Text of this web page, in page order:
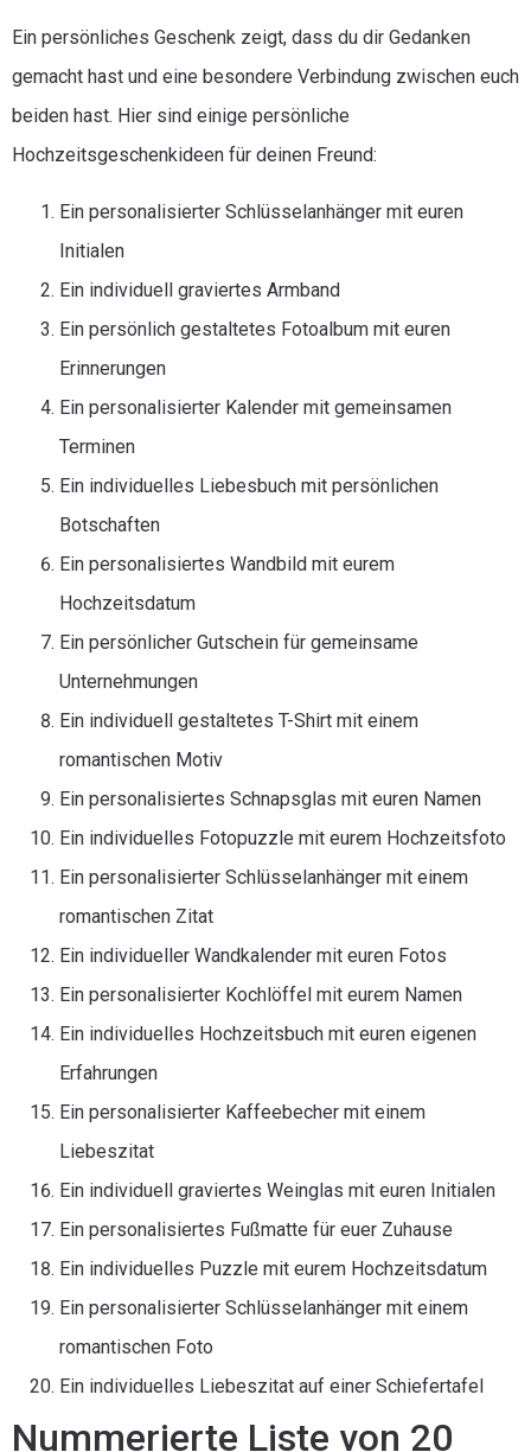
Ein persönliches Geschenk zeigt, dass du dir Gedanken
gemacht hast und eine besondere Verbindung zwischen euch
beiden hast. Hier sind einige persönliche
Hochzeitsgeschenkideen für deinen Freund:
Ein personalisierter Schlüsselanhänger mit euren
Initialen
Ein individuell graviertes Armband
Ein persönlich gestaltetes Fotoalbum mit euren
Erinnerungen
Ein personalisierter Kalender mit gemeinsamen
Terminen
Ein individuelles Liebesbuch mit persönlichen
Botschaften
Ein personalisiertes Wandbild mit eurem
Hochzeitsdatum
Ein persönlicher Gutschein für gemeinsame
Unternehmungen
Ein individuell gestaltetes T-Shirt mit einem
romantischen Motiv
Ein personalisiertes Schnapsglas mit euren Namen
Ein individuelles Fotopuzzle mit eurem Hochzeitsfoto
Ein personalisierter Schlüsselanhänger mit einem
romantischen Zitat
Ein individueller Wandkalender mit euren Fotos
Ein personalisierter Kochlöffel mit eurem Namen
Ein individuelles Hochzeitsbuch mit euren eigenen
Erfahrungen
Ein personalisierter Kaffeebecher mit einem
Liebeszitat
Ein individuell graviertes Weinglas mit euren Initialen
Ein personalisiertes Fußmatte für euer Zuhause
Ein individuelles Puzzle mit eurem Hochzeitsdatum
Ein personalisierter Schlüsselanhänger mit einem
romantischen Foto
Ein individuelles Liebeszitat auf einer Schiefertafel
Nummerierte Liste von 20